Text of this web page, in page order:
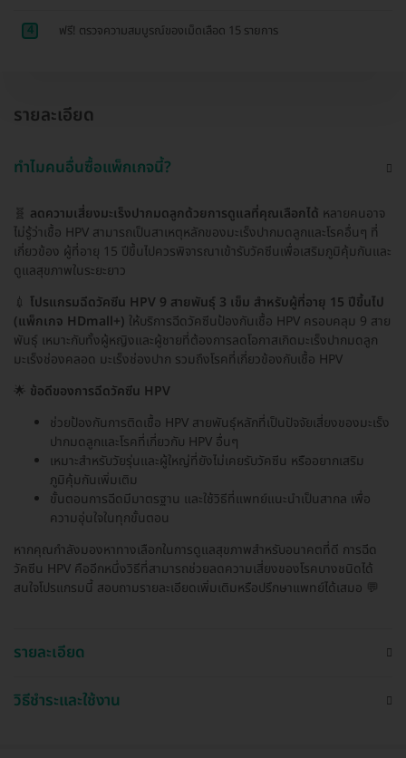
4 ฟรี! ตรวจความสมบูรณ์ของเม็ดเลือด 15 รายการ
รายละเอียด
ทำไมคนอื่นซื้อแพ็กเกจนี้?
🧬 ลดความเสี่ยงมะเร็งปากมดลูกด้วยการดูแลที่คุณเลือกได้ หลายคนอาจ
ไม่รู้ว่าเชื้อ HPV สามารถเป็นสาเหตุหลักของมะเร็งปากมดลูกและโรคอื่นๆ ที่
เกี่ยวข้อง ผู้ที่อายุ 15 ปีขึ้นไปควรพิจารณาเข้ารับวัคซีนเพื่อเสริมภูมิคุ้มกันและ
ดูแลสุขภาพในระยะยาว
💉 โปรแกรมฉีดวัคซีน HPV 9 สายพันธุ์ 3 เข็ม สำหรับผู้ที่อายุ 15 ปีขึ้นไป
(แพ็กเกจ HDmall+) ให้บริการฉีดวัคซีนป้องกันเชื้อ HPV ครอบคลุม 9 สาย
พันธุ์ เหมาะกับทั้งผู้หญิงและผู้ชายที่ต้องการลดโอกาสเกิดมะเร็งปากมดลูก
มะเร็งช่องคลอด มะเร็งช่องปาก รวมถึงโรคที่เกี่ยวข้องกับเชื้อ HPV
🌟 ข้อดีของการฉีดวัคซีน HPV
ช่วยป้องกันการติดเชื้อ HPV สายพันธุ์หลักที่เป็นปัจจัยเสี่ยงของมะเร็ง
ปากมดลูกและโรคที่เกี่ยวกับ HPV อื่นๆ
เหมาะสำหรับวัยรุ่นและผู้ใหญ่ที่ยังไม่เคยรับวัคซีน หรืออยากเสริม
ภูมิคุ้มกันเพิ่มเติม
ขั้นตอนการฉีดมีมาตรฐาน และใช้วิธีที่แพทย์แนะนำเป็นสากล เพื่อ
ความอุ่นใจในทุกขั้นตอน
หากคุณกำลังมองหาทางเลือกในการดูแลสุขภาพสำหรับอนาคตที่ดี การฉีด
วัคซีน HPV คืออีกหนึ่งวิธีที่สามารถช่วยลดความเสี่ยงของโรคบางชนิดได้
สนใจโปรแกรมนี้ สอบถามรายละเอียดเพิ่มเติมหรือปรึกษาแพทย์ได้เสมอ 💬
รายละเอียด
วิธีชำระและใช้งาน